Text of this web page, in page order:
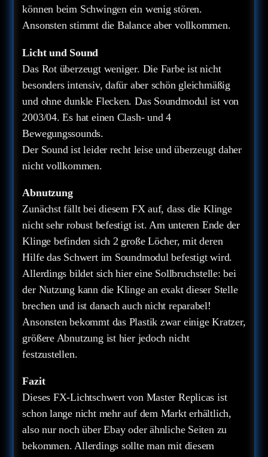
können beim Schwingen ein wenig stören.
Ansonsten stimmt die Balance aber vollkommen.
Licht und Sound
Das Rot überzeugt weniger. Die Farbe ist nicht
besonders intensiv, dafür aber schön gleichmäßig
und ohne dunkle Flecken. Das Soundmodul ist von
2003/04. Es hat einen Clash- und 4
Bewegungssounds.
Der Sound ist leider recht leise und überzeugt daher
nicht vollkommen.
Abnutzung
Zunächst fällt bei diesem FX auf, dass die Klinge
nicht sehr robust befestigt ist. Am unteren Ende der
Klinge befinden sich 2 große Löcher, mit deren
Hilfe das Schwert im Soundmodul befestigt wird.
Allerdings bildet sich hier eine Sollbruchstelle: bei
der Nutzung kann die Klinge an exakt dieser Stelle
brechen und ist danach auch nicht reparabel!
Ansonsten bekommt das Plastik zwar einige Kratzer,
größere Abnutzung ist hier jedoch nicht
festzustellen.
Fazit
Dieses FX-Lichtschwert von Master Replicas ist
schon lange nicht mehr auf dem Markt erhältlich,
also nur noch über Ebay oder ähnliche Seiten zu
bekommen. Allerdings sollte man mit diesem